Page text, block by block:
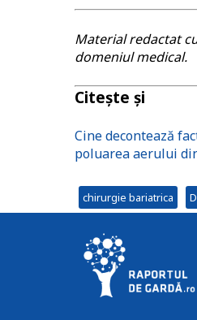
Material redactat
domeniul medical.
Citește și
Cine decontează
poluarea aerului
chirurgie bariatrica